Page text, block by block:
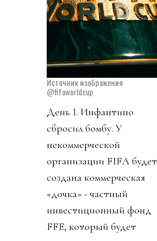
Источник изображения
@fifaworldcup
День 1. Инфантино
сбросил бомбу. У
некоммерческой
организации FIFA будет
создана коммерческая
«дочка» - частный
инвестиционный фонд
FFE, который будет